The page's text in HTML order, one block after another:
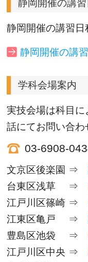
静岡開催の講
静岡開催の講習日
静岡開催の講
学科会場案内
実技会場は科目
話にてお問い合わ
03-6908-
文京区後楽園 ⇒
台東区浅草
⇒
江戸川区篠崎 ⇒
江東区亀戸
⇒
豊島区池袋
⇒
江戸川区中央 ⇒